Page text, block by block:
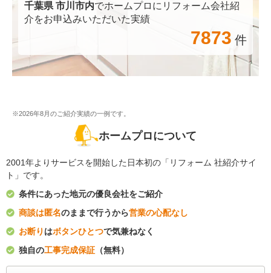
千葉県 市川市内でホームプロにリフォーム会社紹
介をお申込みいただいた実績
7873 件
※2026年8月のご紹介実績の一例です。
ホームプロについて
2001年よりサービスを開始した日本初の「リフォーム 社紹介サイ
ト」です。
条件にあった地元の優良会社をご紹介
商談は匿名のままで行うから営業の心配なし
お断り はボタンひとつで気兼ねなく
独自の工事完成保証 （無料）